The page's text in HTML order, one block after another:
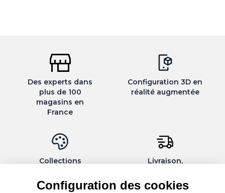
Configuration des cookies
Des experts dans
plus de 100
magasins en
France
Configuration 3D en
réalité augmentée
Collections
personnalisables
Livraison,
montage par des
spécialistes